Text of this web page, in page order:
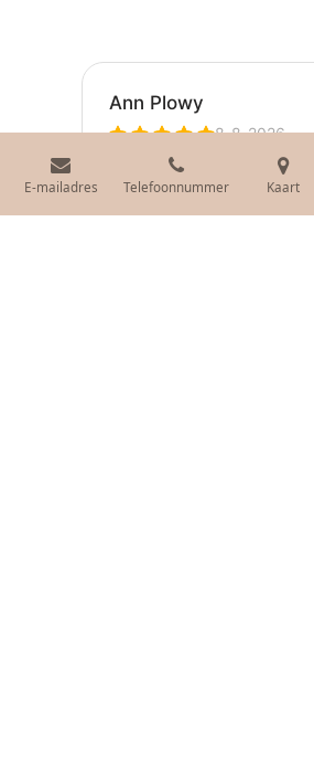
E-mailadres Telefoonnummer Kaart